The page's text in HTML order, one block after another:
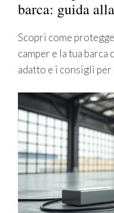
barca: guida
Scopri come
camper e la tua
adatto e i consigli